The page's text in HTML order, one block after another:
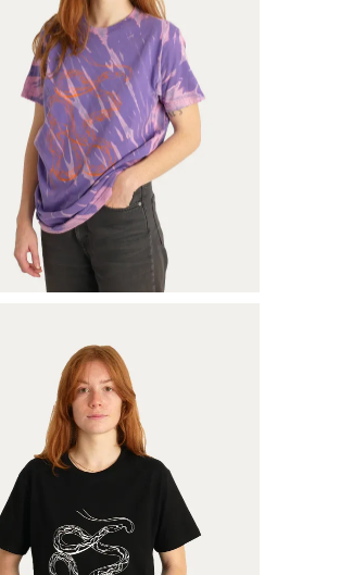
SHIRT SERPENT
€39,00
SHIRT SERPENT
€35,00
au panier